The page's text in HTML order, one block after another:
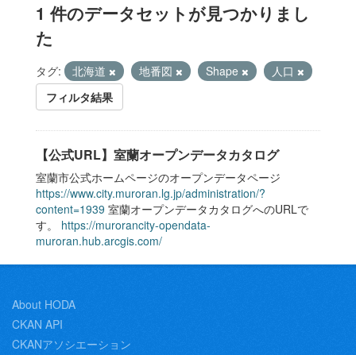
1 件のデータセットが見つかりまし
た
タグ: 北海道 地番図 Shape
人口
フィルタ結果
【公式URL】室蘭オープンデータカタログ
室蘭市公式ホームページのオープンデータページ
https://www.city.muroran.lg.jp/administration/?
content=1939 室蘭オープンデータカタログへのURLで
す。 https://murorancity-opendata-
muroran.hub.arcgis.com/
About HODA
CKAN API
CKANアソシエーション